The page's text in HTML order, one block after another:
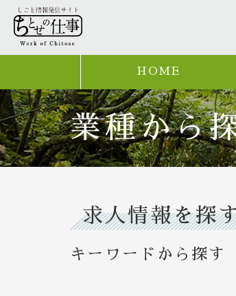
HOME
業種から
求人情報を探
キーワードから探す